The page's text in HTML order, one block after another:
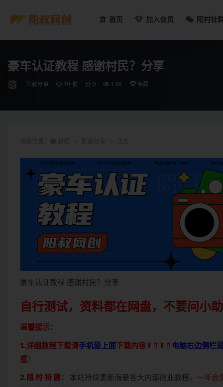
首页 加入会员 阳村社
豪车认证教程 感谢村民？分享
阳叔分享 3年前 0 1.8K 专属
豪车认证教程 感谢村民？分享
自行测试，资料都在网盘，不要问小
温馨提示：
1.详细教程下载请手机最上面 下载内容⇑⇑⇑⇑ 电脑右边侧栏
看）
2.限 时 特 惠 ： 本站持续更新海量各大内部创业教程， 一年会